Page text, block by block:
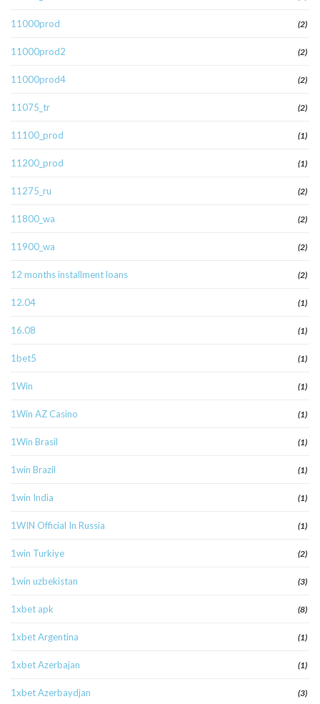
11000prod (2)
11000prod2 (2)
11000prod4 (2)
11075_tr (2)
11100_prod (1)
11200_prod (1)
11275_ru (2)
11800_wa (2)
11900_wa (2)
12 months installment loans (2)
12.04 (1)
16.08 (1)
1bet5 (1)
1Win (1)
1Win AZ Casino (1)
1Win Brasil (1)
1win Brazil (1)
1win India (1)
1WIN Official In Russia (1)
1win Turkiye (2)
1win uzbekistan (3)
1xbet apk (8)
1xbet Argentina (1)
1xbet Azerbajan (1)
1xbet Azerbaydjan (3)